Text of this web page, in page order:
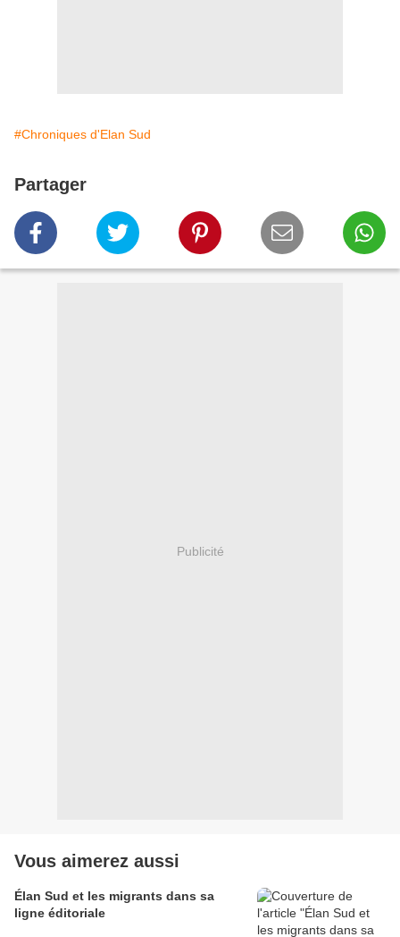
#Chroniques d'Elan Sud
Partager
Publicité
Vous aimerez aussi
Élan Sud et les migrants dans sa
ligne éditoriale